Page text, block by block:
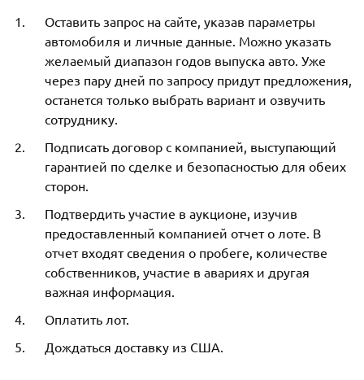
Оставить запрос на сайте, указав параметры
автомобиля и личные данные. Можно указать
желаемый диапазон годов выпуска авто. Уже
через пару дней по запросу придут предложения,
останется только выбрать вариант и озвучить
сотруднику.
Подписать договор с компанией, выступающий
гарантией по сделке и безопасностью для обеих
сторон.
Подтвердить участие в аукционе, изучив
предоставленный компанией отчет о лоте. В
отчет входят сведения о пробеге, количестве
собственников, участие в авариях и другая
важная информация.
Оплатить лот.
Дождаться доставку из США.